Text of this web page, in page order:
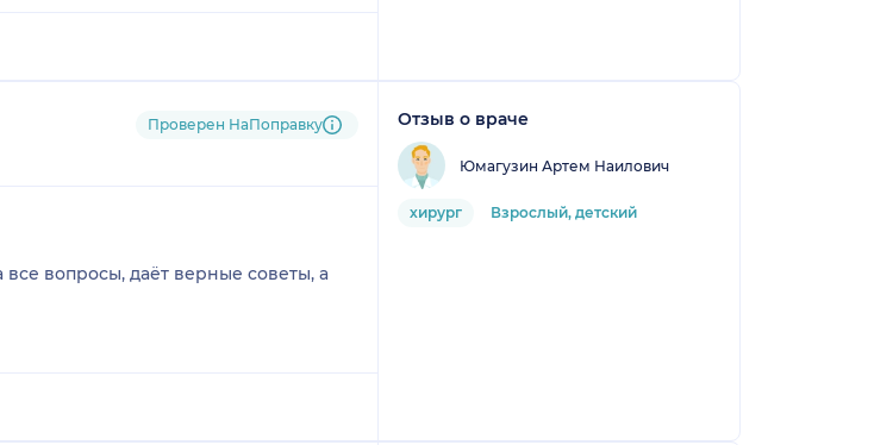
Проверен НаПоправку
вопросы, даёт верные советы, а
Отзыв о враче
Юмагузин Артем Наилович
хирург Взрослый, детский